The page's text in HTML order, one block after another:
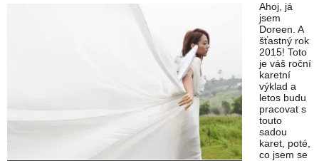
Ahoj, já
jsem
Doreen. A
šťastný rok
2015! Toto
je váš roční
karetní
výklad a
letos budu
pracovat s
touto
sadou
karet, poté,
co jsem se